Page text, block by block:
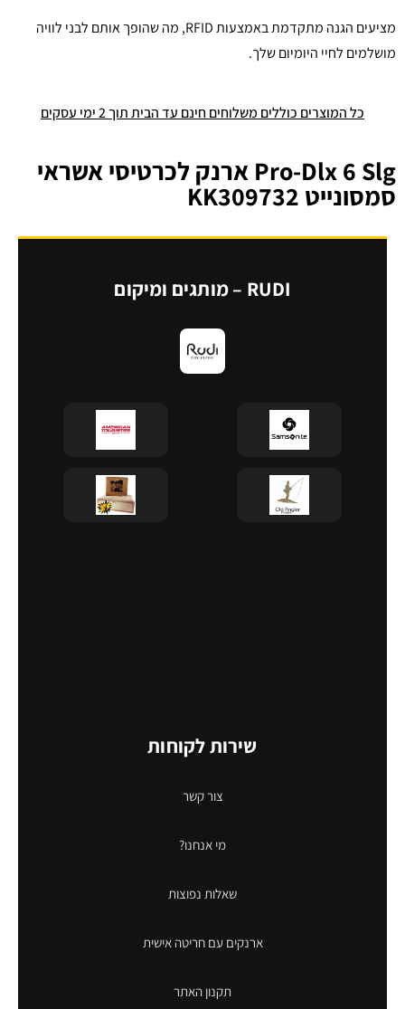
מציעים הגנה מתקדמת באמצעות RFID, מה שהופך אותם לבני לוויה
מושלמים לחיי היומיום שלך.
כל המוצרים כוללים משלוחים חינם עד הבית תוך 2 ימי עסקים
Pro-Dlx 6 Slg ארנק לכרטיסי אשראי
סמסונייט KK309732
RUDI – מותגים ומיקום
שירות לקוחות
צור קשר
מי אנחנו?
שאלות נפוצות
ארנקים עם חריטה אישית
תקנון האתר